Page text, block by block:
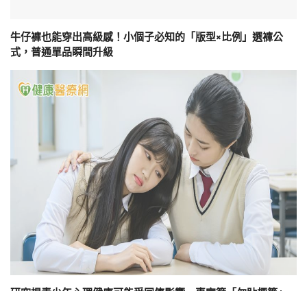
牛仔褲也能穿出高級感！小個子必知的「版型×比例」選褲公
式，普通單品瞬間升級